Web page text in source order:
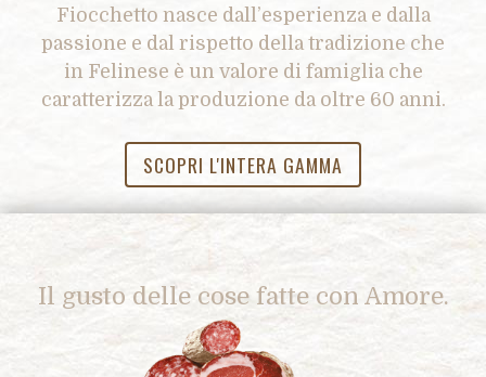
Fiocchetto nasce dall’esperienza e dalla
passione e dal rispetto della tradizione che
in Felinese è un valore di famiglia che
caratterizza la produzione da oltre 60 anni.
SCOPRI L'INTERA GAMMA
Il gusto delle cose fatte con Amore.